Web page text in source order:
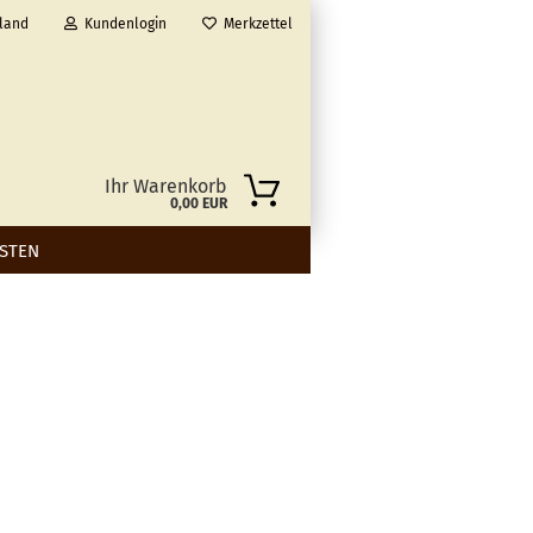
Kundenlogin Merkzettel
Ihr Warenkorb
0,00 EUR